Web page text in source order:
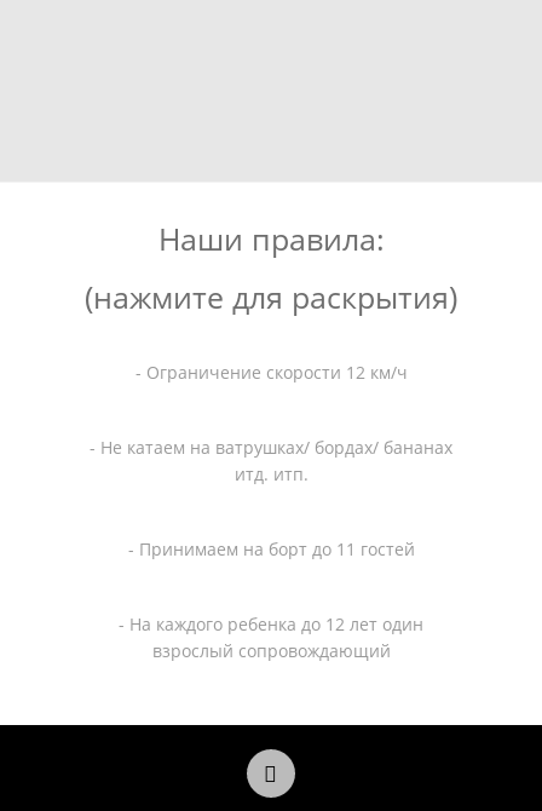
Наши правила:
(нажмите для раскрытия)
- Ограничение скорости 12 км/ч
- Не катаем на ватрушках/ бордах/ бананах
итд. итп.
- Принимаем на борт до 11 гостей
- На каждого ребенка до 12 лет один
взрослый сопровождающий